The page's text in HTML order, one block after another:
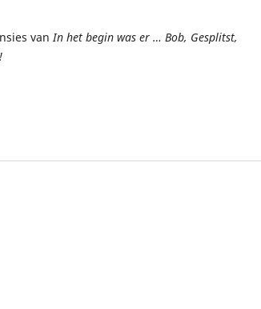
vanIn het begin was er … Bob, Gesplitst,